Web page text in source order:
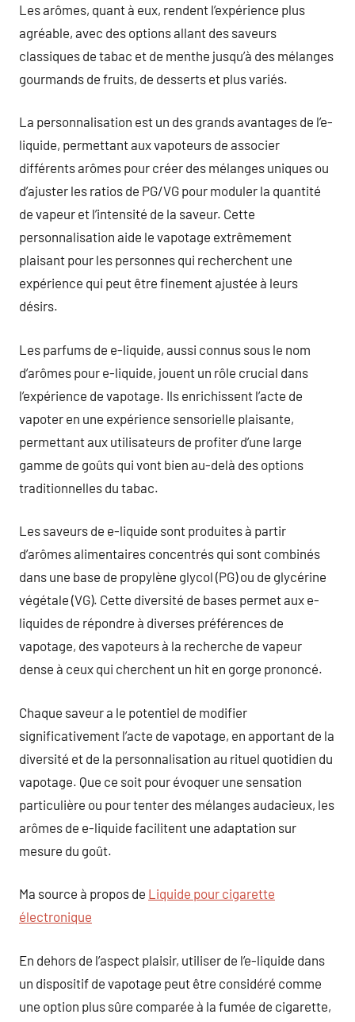
Les arômes, quant à eux, rendent l’expérience plus
agréable, avec des options allant des saveurs
classiques de tabac et de menthe jusqu’à des mélanges
gourmands de fruits, de desserts et plus variés.
La personnalisation est un des grands avantages de l’e-
liquide, permettant aux vapoteurs de associer
différents arômes pour créer des mélanges uniques ou
d’ajuster les ratios de PG/VG pour moduler la quantité
de vapeur et l’intensité de la saveur. Cette
personnalisation aide le vapotage extrêmement
plaisant pour les personnes qui recherchent une
expérience qui peut être finement ajustée à leurs
désirs.
Les parfums de e-liquide, aussi connus sous le nom
d’arômes pour e-liquide, jouent un rôle crucial dans
l’expérience de vapotage. Ils enrichissent l’acte de
vapoter en une expérience sensorielle plaisante,
permettant aux utilisateurs de profiter d’une large
gamme de goûts qui vont bien au-delà des options
traditionnelles du tabac.
Les saveurs de e-liquide sont produites à partir
d’arômes alimentaires concentrés qui sont combinés
dans une base de propylène glycol (PG) ou de glycérine
végétale (VG). Cette diversité de bases permet aux e-
liquides de répondre à diverses préférences de
vapotage, des vapoteurs à la recherche de vapeur
dense à ceux qui cherchent un hit en gorge prononcé.
Chaque saveur a le potentiel de modifier
significativement l’acte de vapotage, en apportant de la
diversité et de la personnalisation au rituel quotidien du
vapotage. Que ce soit pour évoquer une sensation
particulière ou pour tenter des mélanges audacieux, les
arômes de e-liquide facilitent une adaptation sur
mesure du goût.
Ma source à propos de Liquide pour cigarette
électronique
En dehors de l’aspect plaisir, utiliser de l’e-liquide dans
un dispositif de vapotage peut être considéré comme
une option plus sûre comparée à la fumée de cigarette,